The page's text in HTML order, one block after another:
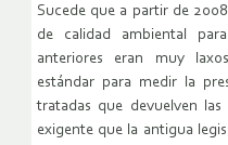
Sucede que a partir de
de calidad ambiental
anteriores eran muy
estándar para medir la
tratadas que devuelven
exigente que la antigua